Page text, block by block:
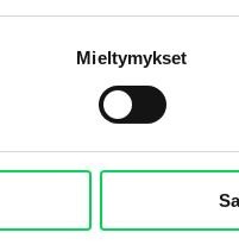
Mieltymykset